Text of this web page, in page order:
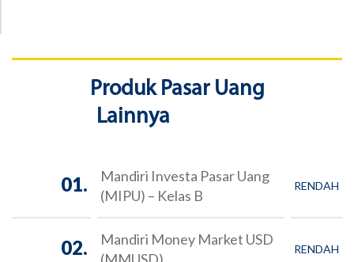
Produk Pasar Uang
Lainnya
01.
Mandiri Investa Pasar Uang
(MIPU) – Kelas B
RENDAH
02.
Mandiri Money Market USD
RENDAH